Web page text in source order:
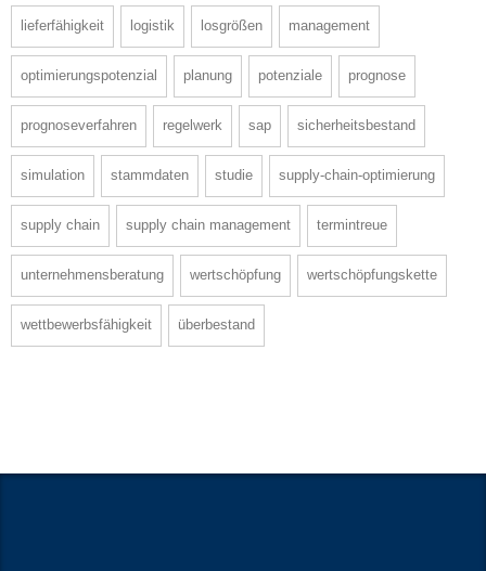
lieferfähigkeit logistik losgrößen management
optimierungspotenzial planung potenziale prognose
prognoseverfahren regelwerk sap sicherheitsbestand
simulation stammdaten studie supply-chain-optimierung
supply chain supply chain management termintreue
unternehmensberatung wertschöpfung wertschöpfungskette
wettbewerbsfähigkeit überbestand